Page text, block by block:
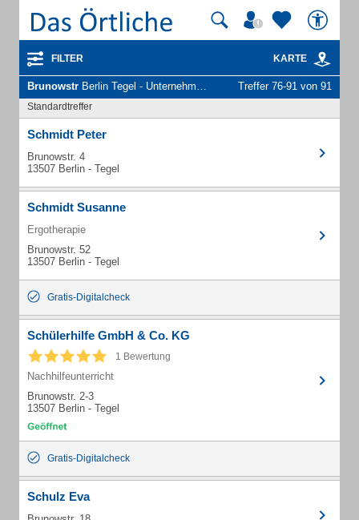
FILTER KARTE
Brunowstr Berlin Tegel - Unternehmen und Personen Treffer 76-91 von 91
Standardtreffer
Schmidt Peter
Brunowstr. 4
13507 Berlin - Tegel
Schmidt Susanne
Ergotherapie
Brunowstr. 52
13507 Berlin - Tegel
Gratis-Digitalcheck
Schülerhilfe GmbH & Co. KG
1 Bewertung
Nachhilfeunterricht
Brunowstr. 2-3
13507 Berlin - Tegel
Gratis-Digitalcheck
Schulz Eva